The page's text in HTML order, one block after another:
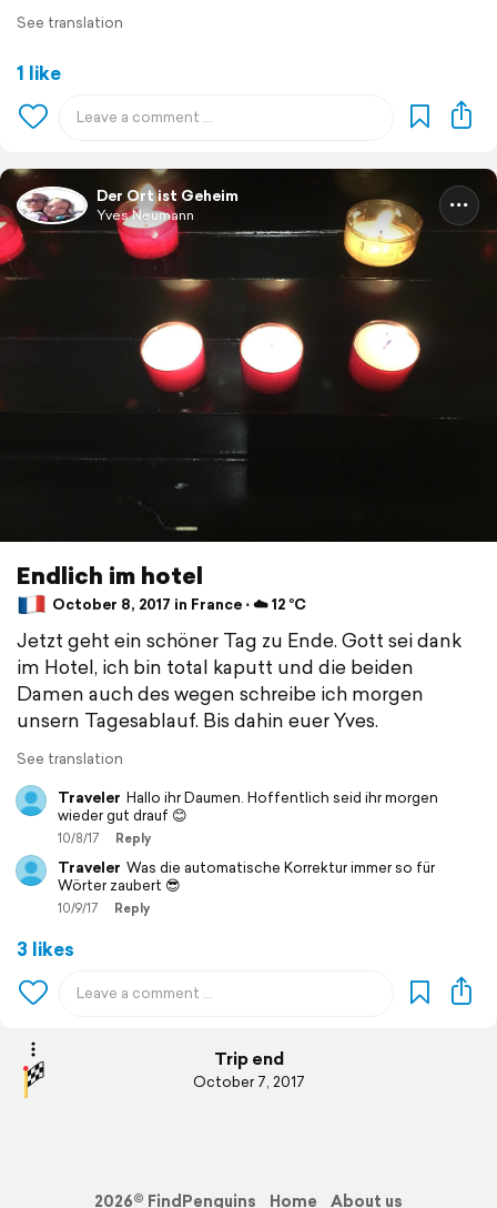
See translation
1 like
Der Ort ist Geheim
Yves Neumann
Endlich im hotel
October 8, 2017 in France ⋅ ☁️ 12 °C
Jetzt geht ein schöner Tag zu Ende. Gott sei dank
im Hotel, ich bin total kaputt und die beiden
Damen auch des wegen schreibe ich morgen
unsern Tagesablauf. Bis dahin euer Yves.
See translation
Traveler Hallo ihr Daumen. Hoffentlich seid ihr morgen
wieder gut drauf 😊
10/8/17 Reply
Traveler Was die automatische Korrektur immer so für
Wörter zaubert 😎
10/9/17 Reply
3 likes
Trip end
October 7, 2017
2026© FindPenguins Home About us